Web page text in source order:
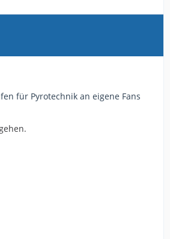
für Pyrotechnik an eigene Fans